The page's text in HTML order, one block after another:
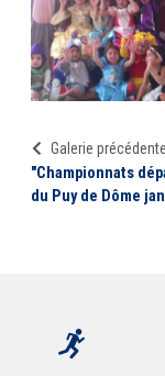
Galerie précédente
"Championnats
du Puy de Dôme